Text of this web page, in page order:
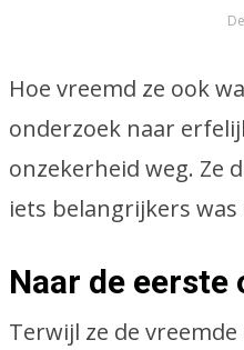
Hoe vreemd ze ook
onderzoek naar
onzekerheid weg. Ze
iets belangrijkers was
Naar de eerste
Terwijl ze de